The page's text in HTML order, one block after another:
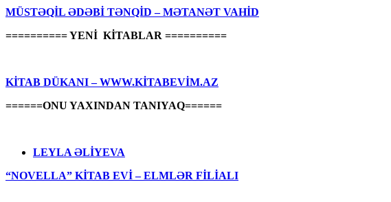
MÜSTƏQİL ƏDƏBİ TƏNQİD – MƏTANƏT VAHİD
========== YENİ KİTABLAR ==========
KİTAB DÜKANI – WWW.KİTABEVİM.AZ
======ONU YAXINDAN TANIYAQ======
LEYLA ƏLİYEVA
“NOVELLA” KİTAB EVİ – ELMLƏR FİLİALI